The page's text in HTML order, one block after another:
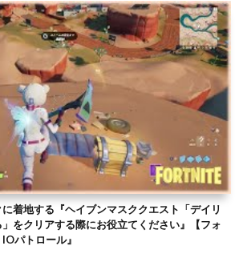
着地する『ヘイブンマスククエスト「デイリ
をクリアする際にお役立てください』【フォ
パトロール』